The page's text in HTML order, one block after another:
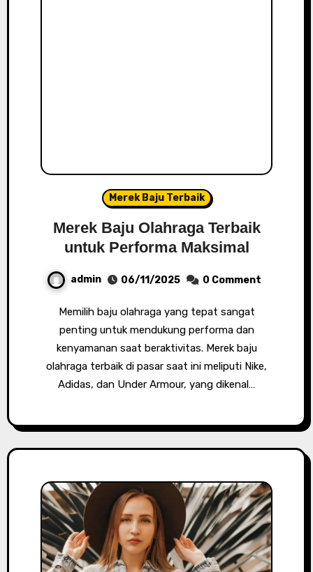
Merek Baju Terbaik
Merek Baju Olahraga Terbaik
untuk Performa Maksimal
admin 06/11/2025 0 Comment
Memilih baju olahraga yang tepat sangat
penting untuk mendukung performa dan
kenyamanan saat beraktivitas. Merek baju
olahraga terbaik di pasar saat ini meliputi Nike,
Adidas, dan Under Armour, yang dikenal…